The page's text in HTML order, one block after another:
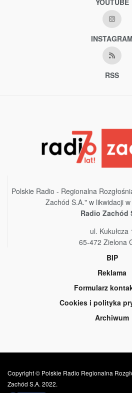
INSTAGRAM
RSS
Polskie Radio - Regionalna
Zachód S.A." w likwidacji
Radio Zachód
ul. Kukułcza
65-472 Zielona
BIP
Reklama
Formularz
Cookies i polityka
Archiwum
Copyright © Polskie Radio Regionalna
Zachód S.A. 2022.